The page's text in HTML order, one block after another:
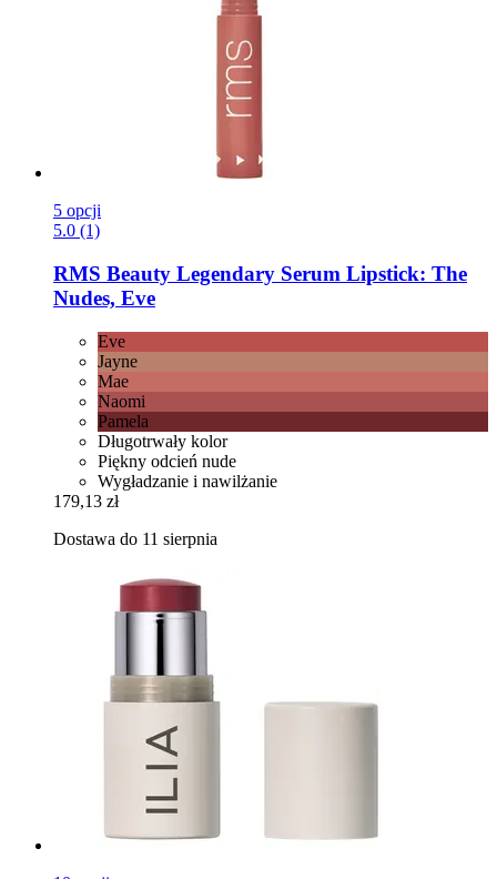
5 opcji
5.0 (1)
RMS Beauty Legendary Serum Lipstick: The
Nudes, Eve
Eve
Jayne
Mae
Naomi
Pamela
Długotrwały kolor
Piękny odcień nude
Wygładzanie i nawilżanie
179,13 zł
Dostawa do 11 sierpnia